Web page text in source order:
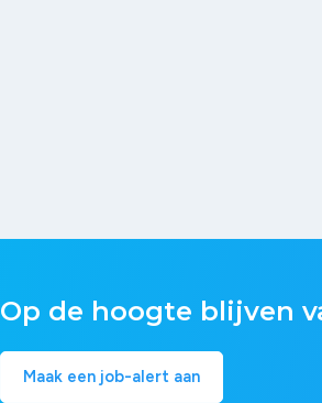
Op de hoogte blijven
Maak een job-alert aan